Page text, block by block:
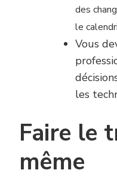
des
le
Vous
les
Faire le
même